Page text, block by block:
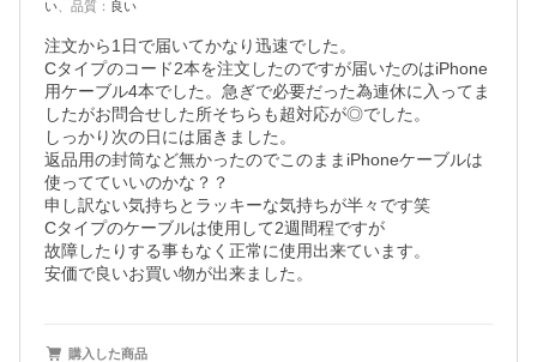
い
品質 ： 良い
注文から1日で届いてかなり迅速でした。
Cタイプのコード2本を注文したのですが届いたのはiPhone
用ケーブル4本でした。急ぎで必要だった為連休に入ってま
したがお問合せした所そちらも超対応が◎でした。
しっかり次の日には届きました。
返品用の封筒など無かったのでこのままiPhoneケーブルは
使ってていいのかな？？
申し訳ない気持ちとラッキーな気持ちが半々です笑
Cタイプのケーブルは使用して2週間程ですが
故障したりする事もなく正常に使用出来ています。
安価で良いお買い物が出来ました。
購入した商品